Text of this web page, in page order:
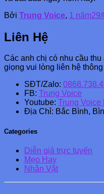
Bởi Trung Voice, 1 năm
Liên Hệ
Các anh chị có nhu cầu
giọng vui lòng liên hệ
SĐT/Zalo:
FB:
Trung Voice
Youtube:
Trung
Địa Chỉ: Bắc Bình,
Categories
Diễn giả trực tuyến
Mẹo Hay
Nhân Vật